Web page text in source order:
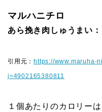
マルハニチロ
あら挽き肉しゅうまい：
引用元：https://www.maruha-
j=4902165380811
１個あたりのカロリー